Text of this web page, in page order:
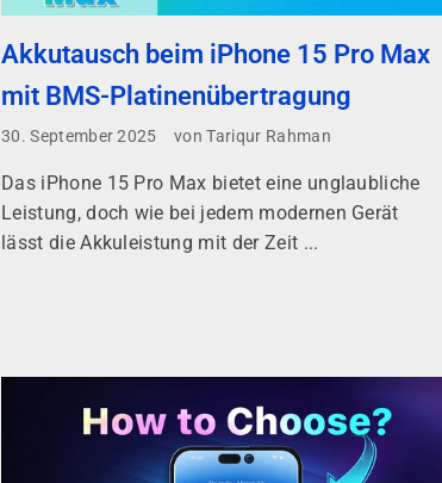
Akkutausch beim iPhone 15 Pro Max
mit BMS-Platinenübertragung
30. September 2025 von Tariqur Rahman
Das iPhone 15 Pro Max bietet eine unglaubliche
Leistung, doch wie bei jedem modernen Gerät
lässt die Akkuleistung mit der Zeit ...